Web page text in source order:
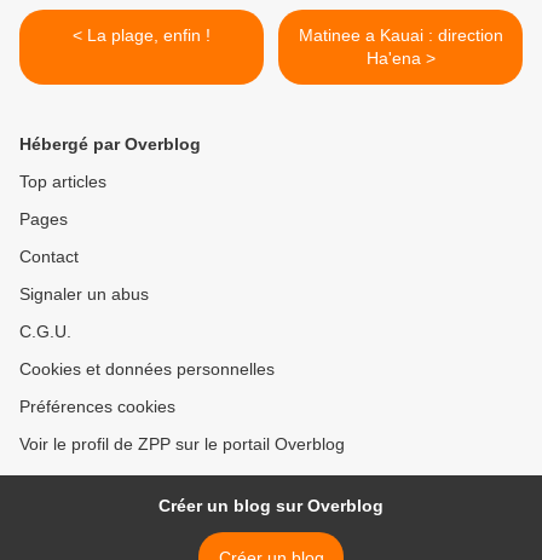
< La plage, enfin !
Matinee a Kauai : direction
Ha'ena >
Hébergé par Overblog
Top articles
Pages
Contact
Signaler un abus
C.G.U.
Cookies et données personnelles
Préférences cookies
Voir le profil de ZPP sur le portail Overblog
Créer un blog sur Overblog